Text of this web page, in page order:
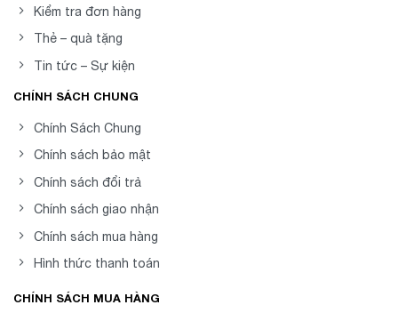
Kiểm tra đơn hàng
Thẻ – quà tặng
Tin tức – Sự kiện
CHÍNH SÁCH CHUNG
Chính Sách Chung
Chính sách bảo mật
Chính sách đổi trả
Chính sách giao nhận
Chính sách mua hàng
Hình thức thanh toán
CHÍNH SÁCH MUA HÀNG